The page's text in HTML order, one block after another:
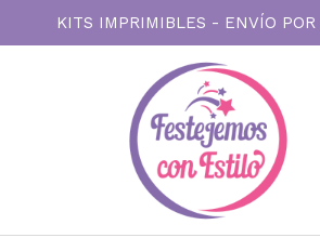
KITS IMPRIMIBLES - ENVÍO